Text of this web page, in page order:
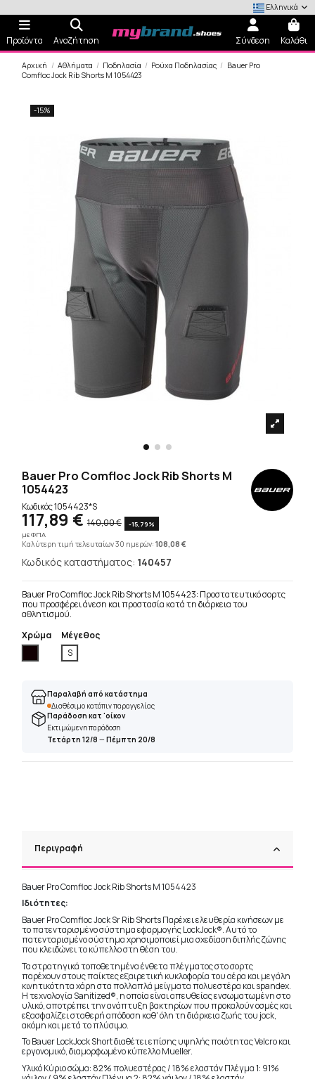
Ελληνικά
Προϊόντα Αναζήτηση Σύνδεση Καλάθι
Αρχική Αθλήματα Ποδηλασία Ρούχα Ποδηλασίας
Bauer Pro
Comfloc Jock Rib Shorts M 1054423
-15%
Bauer Pro Comfloc Jock Rib Shorts M
1054423
Κωδικός1054423*S
117,89 € 140,00 €
-15,79%
με ΦΠΑ
Καλύτερη τιμή τελευταίων 30 ημερών:108,08 €
Κωδικός καταστήματος: 140457
Bauer Pro Comfloc Jock Rib Shorts M 1054423: Προστατευτικό σορτς
που προσφέρει άνεση και προστασία κατά τη διάρκεια του
αθλητισμού.
Χρώμα
Μέγεθος
S
Παραλαβή από κατάστημα
Διαθέσιμο κατόπιν παραγγελίας
Παράδοση κατ 'οίκον
Εκτιμώμενη παράδοση
Τετάρτη 12/8 —Πέμπτη 20/8
Περιγραφή
Bauer Pro Comfloc Jock Rib Shorts M 1054423
Ιδιότητες:
Bauer Pro Comfloc Jock Sr Rib Shorts Παρέχει ελευθερία κινήσεων με
το πατενταρισμένο σύστημα εφαρμογής LockJock®. Αυτό το
πατενταρισμένο σύστημα χρησιμοποιεί μια σχεδίαση διπλής ζώνης
που κλειδώνει το κύπελλο στη θέση του.
Τα στρατηγικά τοποθετημένα ένθετα πλέγματος στο σορτς
παρέχουν στους παίκτες εξαιρετική κυκλοφορία του αέρα και μεγάλη
κινητικότητα χάρη στα πολλαπλά μείγματα πολυεστέρα και spandex.
Η τεχνολογία Sanitized®, η οποία είναι απευθείας ενσωματωμένη στο
υλικό, αποτρέπει την ανάπτυξη βακτηρίων που προκαλούν οσμές και
εξασφαλίζει σταθερή απόδοση καθ' όλη τη διάρκεια ζωής του jock,
ακόμη και μετά το πλύσιμο.
Το Bauer LockJock Short διαθέτει επίσης υψηλής ποιότητας Velcro και
εργονομικό, διαμορφωμένο κύπελλο Mueller.
Υλικό Κύριο σώμα: 82% πολυεστέρας / 18% ελαστάν Πλέγμα 1: 91%